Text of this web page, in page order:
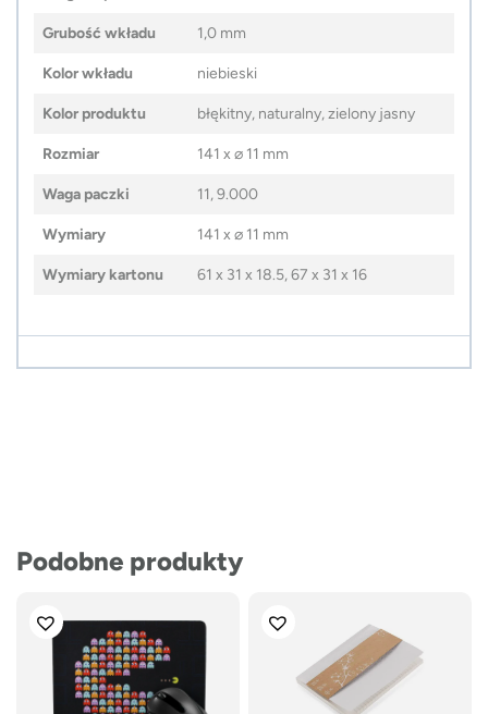
Grubość wkładu 1,0 mm
Kolor wkładu niebieski
Kolor produktu błękitny, naturalny, zielony jasny
Rozmiar 141 x ⌀ 11 mm
Waga paczki 11, 9.000
Wymiary 141 x ⌀ 11 mm
Wymiary kartonu 61 x 31 x 18.5, 67 x 31 x 16
Podobne produkty